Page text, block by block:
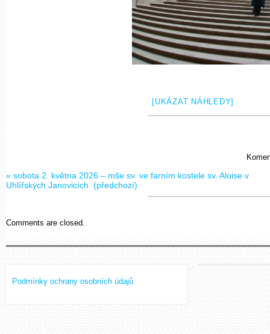
[UKÁZAT NÁHLEDY]
« sobota 2. května 2026 – mše sv. ve farním kostele sv. Aloise v
Uhlířských Janovicích (předchozí)
Comments are closed.
Podmínky ochrany osobních údajů